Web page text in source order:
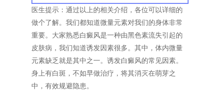
医生提示：通过以上的相关介绍，各位可以详细的
做个了解。我们都知道微量元素对我们的身体非常
重要。大家熟悉白癜风是一种由黑色素流失引起的
皮肤病，我们知道诱发因素很多。其中，体内微量
元素缺乏就是其中之一。诱发白癜风的常见因素。
身上有白斑，不如早做治疗，将其消灭在萌芽之
中，有效规避隐患。